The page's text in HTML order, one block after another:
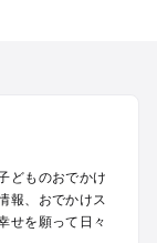
どものおでかけ
報、おでかけス
せを願って日々